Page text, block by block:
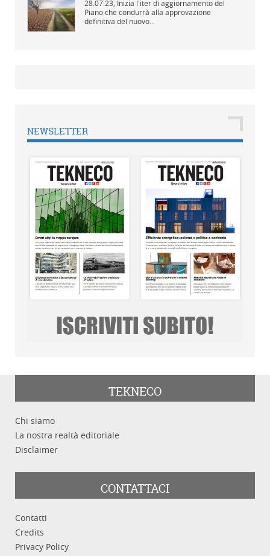
28.07.23, Inizia l'iter di aggiornamento del
Piano che condurrà alla approvazione
definitiva del nuovo...
NEWSLETTER
TEKNECO
Chi siamo
La nostra realtà editoriale
Disclaimer
CONTATTACI
Contatti
Credits
Privacy Policy